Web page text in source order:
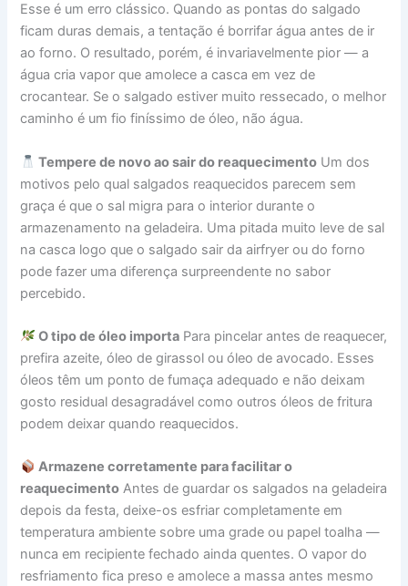
Esse é um erro clássico. Quando as pontas do salgado
ficam duras demais, a tentação é borrifar água antes de ir
ao forno. O resultado, porém, é invariavelmente pior — a
água cria vapor que amolece a casca em vez de
crocantear. Se o salgado estiver muito ressecado, o melhor
caminho é um fio finíssimo de óleo, não água.
Tempere de novo ao sair do reaquecimento Um dos
motivos pelo qual salgados reaquecidos parecem sem
graça é que o sal migra para o interior durante o
armazenamento na geladeira. Uma pitada muito leve de sal
na casca logo que o salgado sair da airfryer ou do forno
pode fazer uma diferença surpreendente no sabor
percebido.
O tipo de óleo importa Para pincelar antes de reaquecer,
prefira azeite, óleo de girassol ou óleo de avocado. Esses
óleos têm um ponto de fumaça adequado e não deixam
gosto residual desagradável como outros óleos de fritura
podem deixar quando reaquecidos.
Armazene corretamente para facilitar o
reaquecimento Antes de guardar os salgados na geladeira
depois da festa, deixe-os esfriar completamente em
temperatura ambiente sobre uma grade ou papel toalha —
nunca em recipiente fechado ainda quentes. O vapor do
resfriamento fica preso e amolece a massa antes mesmo